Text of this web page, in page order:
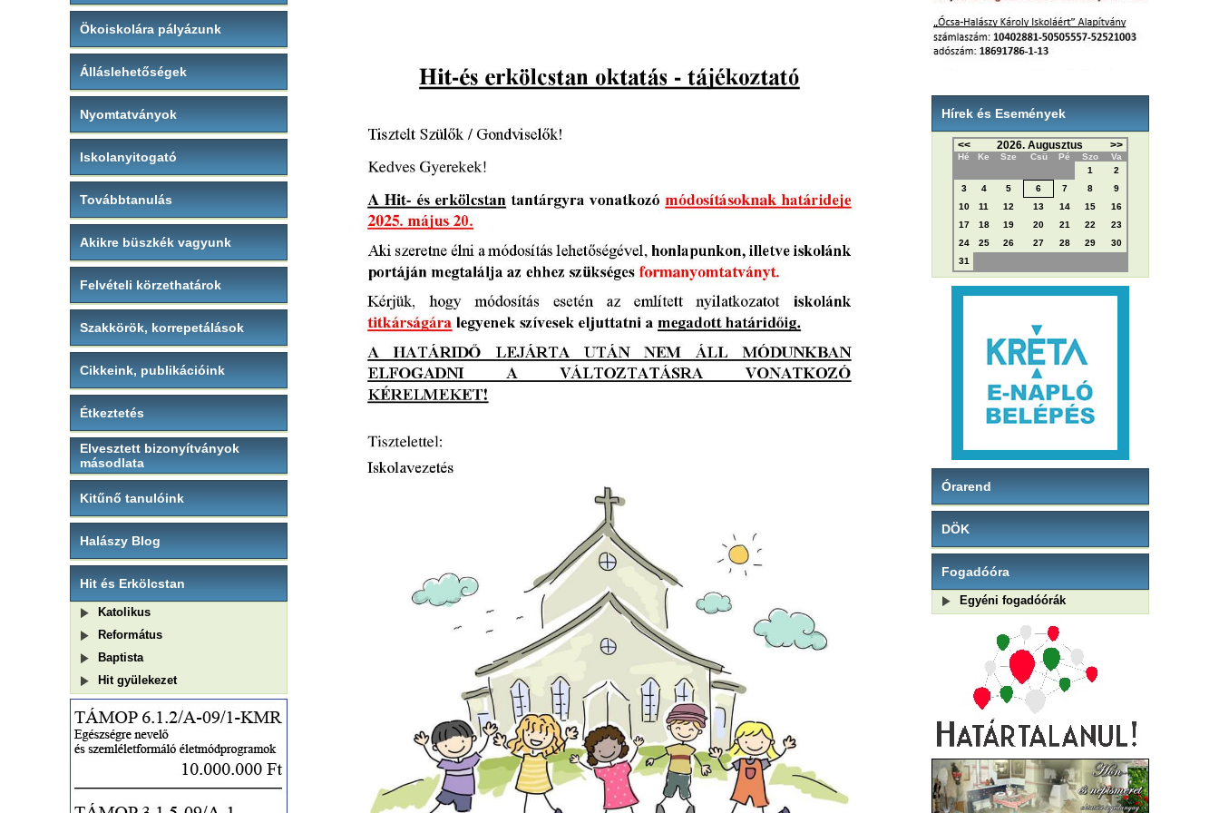
Ökoiskolára pályázunk
Álláslehetőségek
Nyomtatványok
Iskolanyitogató
Továbbtanulás
Akikre büszkék vagyunk
Felvételi körzethatárok
Szakkörök, korrepetálások
Cikkeink, publikációink
Étkeztetés
Elvesztett bizonyítványok
másodlata
Kitűnő tanulóink
Halászy Blog
Hit és Erkölcstan
Katolikus
Református
Baptista
Hit gyülekezet
Hírek és Események
<< 2026. Augusztus >>
Hé Ke Sze Csü Pé Szo
Va
1
2
3
4 5 6 7 8
9
10
11 12 13 14 15
16
17
18 19 20 21 22
23
24
25 26 27 28 29
30
31
Órarend
DÖK
Fogadóóra
Egyéni fogadóórák